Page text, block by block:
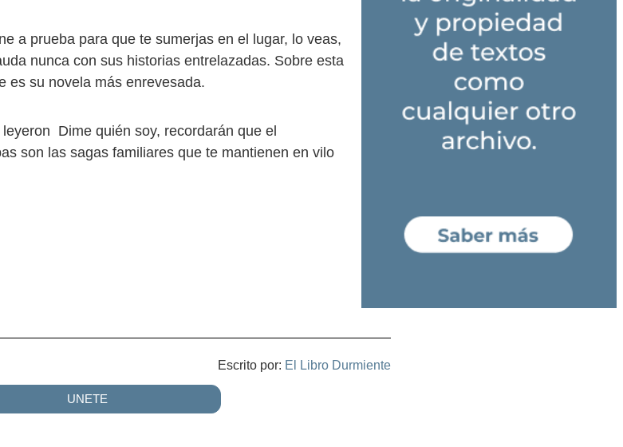
a prueba para que te sumerjas en el lugar, lo veas,
nunca con sus historias entrelazadas. Sobre esta
es su novela más enrevesada.
Dime quién soy, recordarán que el
son las sagas familiares que te mantienen en vilo
Escrito por: El Libro Durmiente
UNETE